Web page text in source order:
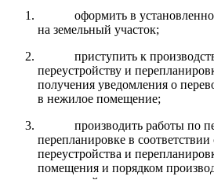
оформить в
на земельный участок;
приступить к
переустройству и
получения уведомления о
в нежилое помещение;
производить работы по
перепланировке в
переустройства и
помещения и порядком